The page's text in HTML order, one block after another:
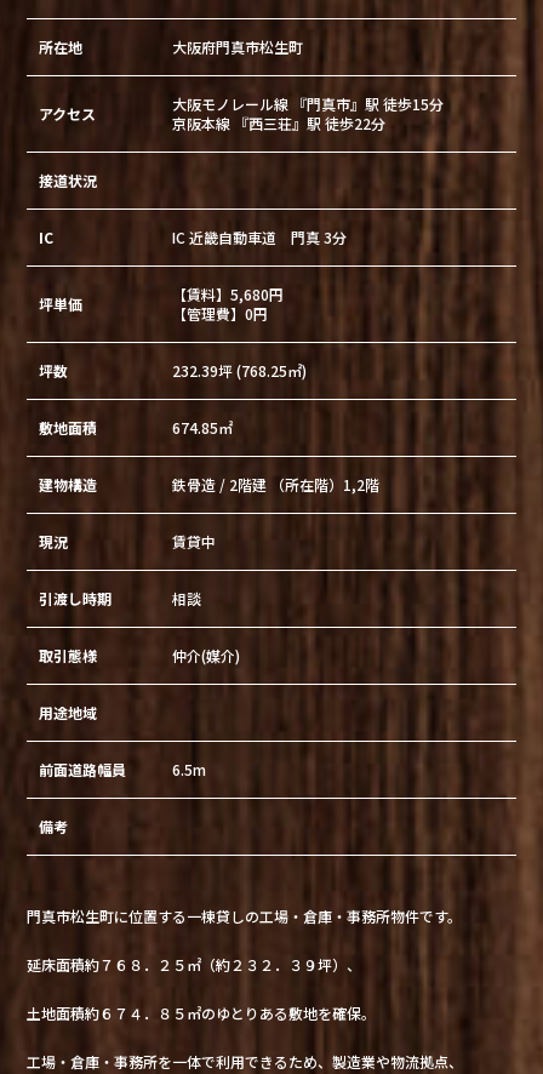
所在地 大阪府門真市松生町
アクセス
大阪モノレール線 『門真市』駅 徒歩15分
京阪本線 『西三荘』駅 徒歩22分
接道状況
IC IC 近畿自動車道 門真 3分
坪単価
【賃料】5,680円
【管理費】0円
坪数 232.39坪 (768.25㎡)
敷地面積 674.85㎡
建物構造 鉄骨造 / 2階建 （所在階）1,2階
現況 賃貸中
引渡し時期 相談
取引態様 仲介(媒介)
用途地域
前面道路幅員 6.5m
備考
門真市松生町に位置する一棟貸しの工場・倉庫・事務所物件です。
延床面積約７６８．２５㎡（約２３２．３９坪）、
土地面積約６７４．８５㎡のゆとりある敷地を確保。
工場・倉庫・事務所を一体で利用できるため、製造業や物流拠点、